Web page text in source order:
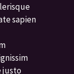
sapien
justo